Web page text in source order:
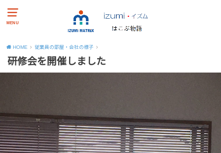
MENU
HOME 従業員の部屋・会社の様子
研修会を開催しました